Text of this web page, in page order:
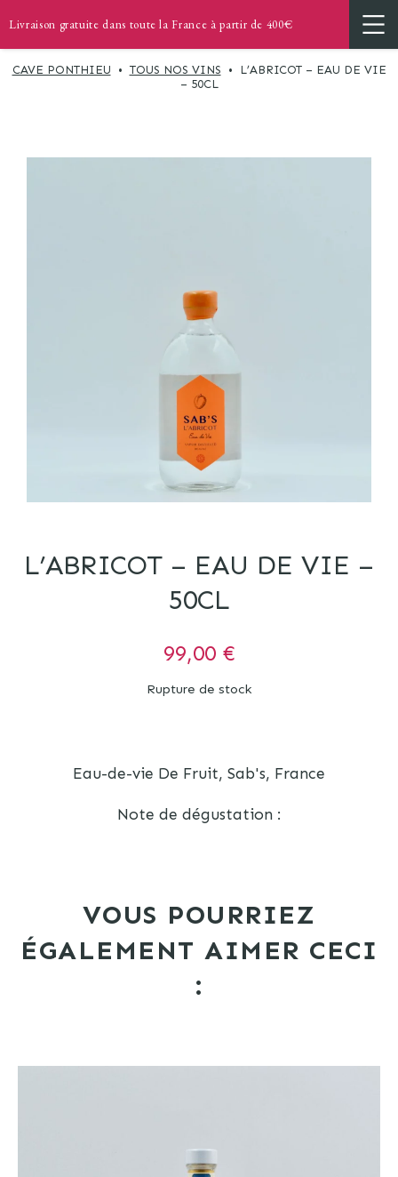
Livraison gratuite dans toute la France à partir de 400€
CAVE PONTHIEU • TOUS NOS VINS • L’ABRICOT – EAU DE VIE
– 50CL
L’ABRICOT – EAU DE VIE –
50CL
99,00 €
Rupture de stock
Eau-de-vie De Fruit, Sab's, France
Note de dégustation :
VOUS POURRIEZ
ÉGALEMENT AIMER CECI
: